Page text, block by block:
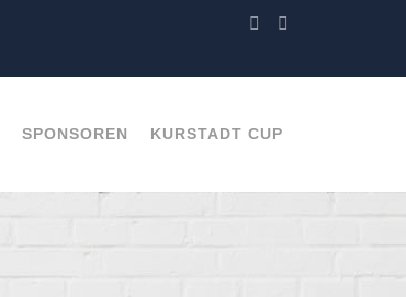
SPONSOREN KURSTADT CUP